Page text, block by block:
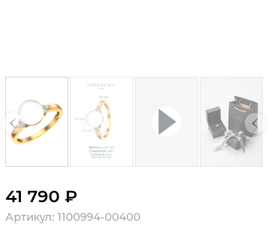
41 790 ₽
Артикул: 1100994-00400